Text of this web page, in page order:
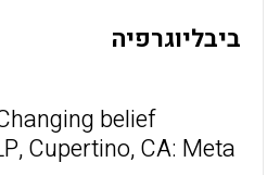
ביבליוגרפיה
belief
Cupertino, CA: Meta